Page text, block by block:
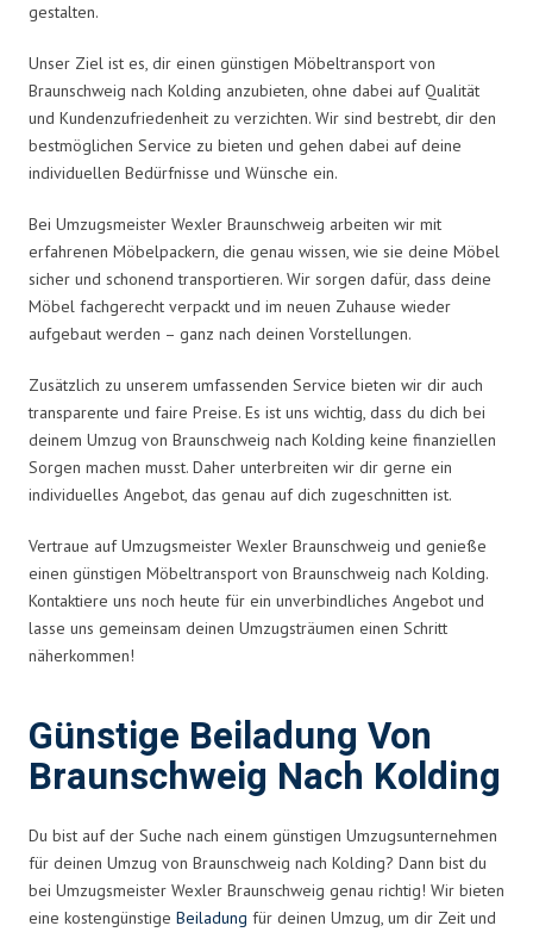
gestalten.
Unser Ziel ist es, dir einen günstigen Möbeltransport von
Braunschweig nach Kolding anzubieten, ohne dabei auf Qualität
und Kundenzufriedenheit zu verzichten. Wir sind bestrebt, dir den
bestmöglichen Service zu bieten und gehen dabei auf deine
individuellen Bedürfnisse und Wünsche ein.
Bei Umzugsmeister Wexler Braunschweig arbeiten wir mit
erfahrenen Möbelpackern, die genau wissen, wie sie deine Möbel
sicher und schonend transportieren. Wir sorgen dafür, dass deine
Möbel fachgerecht verpackt und im neuen Zuhause wieder
aufgebaut werden – ganz nach deinen Vorstellungen.
Zusätzlich zu unserem umfassenden Service bieten wir dir auch
transparente und faire Preise. Es ist uns wichtig, dass du dich bei
deinem Umzug von Braunschweig nach Kolding keine finanziellen
Sorgen machen musst. Daher unterbreiten wir dir gerne ein
individuelles Angebot, das genau auf dich zugeschnitten ist.
Vertraue auf Umzugsmeister Wexler Braunschweig und genieße
einen günstigen Möbeltransport von Braunschweig nach Kolding.
Kontaktiere uns noch heute für ein unverbindliches Angebot und
lasse uns gemeinsam deinen Umzugsträumen einen Schritt
näherkommen!
Günstige Beiladung Von
Braunschweig Nach Kolding
Du bist auf der Suche nach einem günstigen Umzugsunternehmen
für deinen Umzug von Braunschweig nach Kolding? Dann bist du
bei Umzugsmeister Wexler Braunschweig genau richtig! Wir bieten
eine kostengünstige Beiladung für deinen Umzug, um dir Zeit und